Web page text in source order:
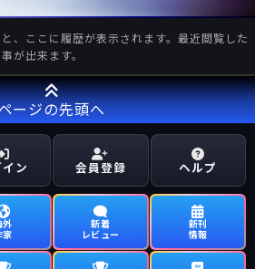
、ここに履歴が表示されます。最近閲覧した
が出来ます。
ージの先頭へ
ン 会員登録 ヘルプ
外
家
新着
レビュー
新刊
情報